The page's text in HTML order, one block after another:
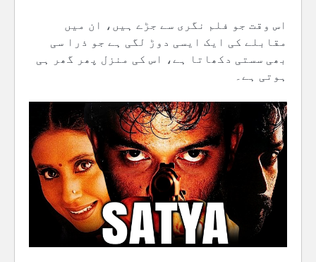
اس وقت جو فلم نگری سے جڑے ہیں، ان میں
مقابلے کی ایک ایسی دوڑ لگی ہے جو ذرا سی
بھی سستی دکھاتا ہے، اس کی منزل پھر گھر ہی
ہوتی ہے۔